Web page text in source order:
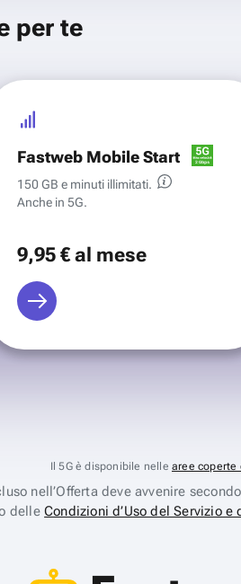
per te
Fastweb Mobile Start
150 GB e minuti illimitati.
Anche in 5G.
9,95 €al mese
Il 5G è disponibile nelle aree coperte
nell’Offerta deve avvenire
delleCondizioni d’Uso del Servizio